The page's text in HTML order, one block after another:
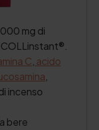
mg di
C, acido
,
incenso
bere